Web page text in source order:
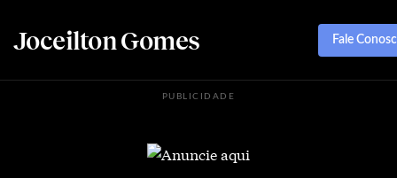
Joceilton Gomes Fale
PUBLICIDADE